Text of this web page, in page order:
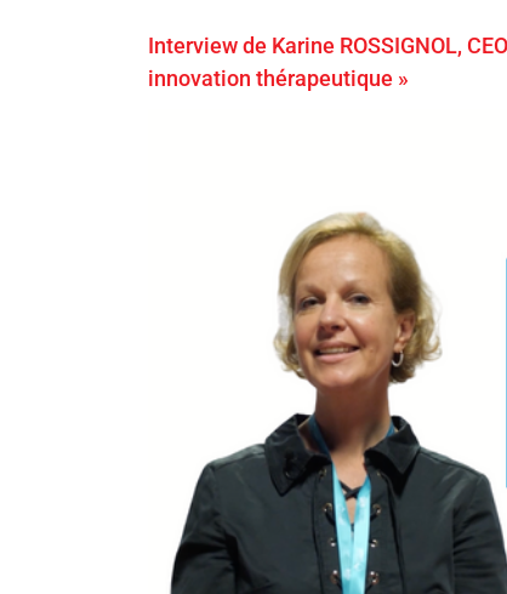
Interview de Karine ROSSIGNOL,
innovation thérapeutique »